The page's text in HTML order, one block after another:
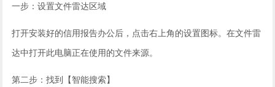
一步：设置文件雷达区域
打开安装好的信用报告办公后，点击右上角的设置图标。在文件雷
达中打开此电脑正在使用的文件来源。
第二步：找到【智能搜索】